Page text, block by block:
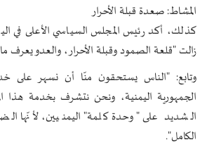
المشاط: صعدة قبلة الأحرار
كذلك، أكد رئيس المجلس السياسي الأعلى في
زالت "قلعة الصمود وقبلة الأحرار، والعدو يعرف
وتابع: "الناس يستحقون منّا أن نسهر على
الجمهورية اليمنية، ونحن نتشرف بخدمة هذا
الشديد على "وحدة كلمة" اليمنيين، لأنّها
الكامل".